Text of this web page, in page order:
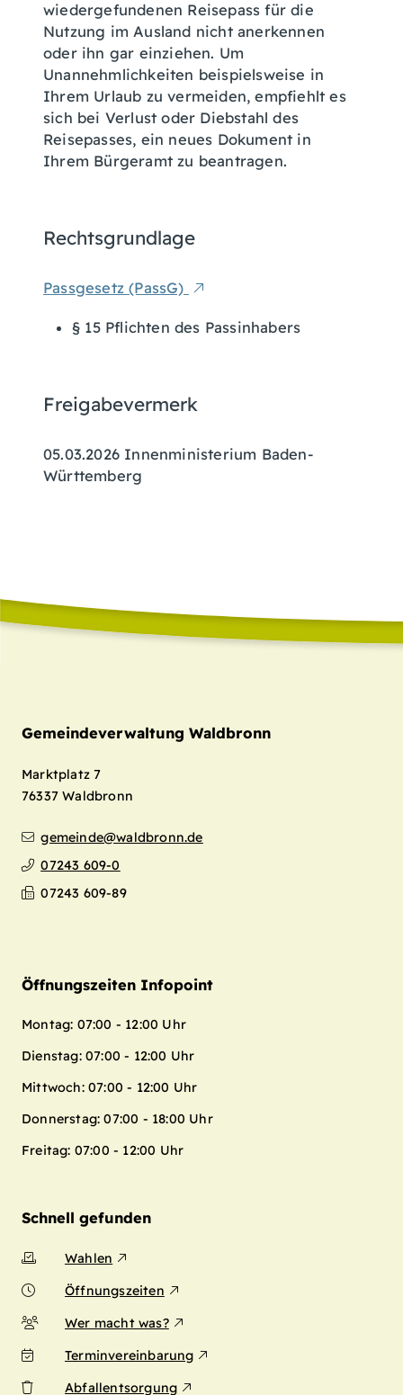
wiedergefundenen Reisepass für die
Nutzung im Ausland nicht anerkennen
oder ihn gar einziehen. Um
Unannehmlichkeiten beispielsweise in
Ihrem Urlaub zu vermeiden, empfiehlt es
sich bei Verlust oder Diebstahl des
Reisepasses, ein neues Dokument in
Ihrem Bürgeramt zu beantragen.
Rechtsgrundlage
Passgesetz (PassG)
§ 15 Pflichten des Passinhabers
Freigabevermerk
05.03.2026 Innenministerium Baden-
Württemberg
Gemeindeverwaltung Waldbronn
Marktplatz 7
76337 Waldbronn
gemeinde@waldbronn.de
07243 609-0
07243 609-89
Öffnungszeiten Infopoint
Montag: 07:00 - 12:00 Uhr
Dienstag: 07:00 - 12:00 Uhr
Mittwoch: 07:00 - 12:00 Uhr
Donnerstag: 07:00 - 18:00 Uhr
Freitag: 07:00 - 12:00 Uhr
Schnell gefunden
Wahlen
Öffnungszeiten
Wer macht was?
Terminvereinbarung
Abfallentsorgung